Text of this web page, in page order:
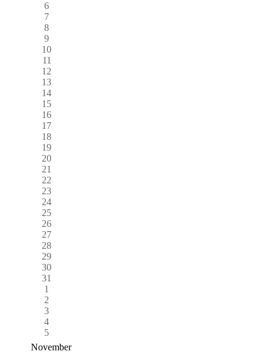
6
7
8
9
10
11
12
13
14
15
16
17
18
19
20
21
22
23
24
25
26
27
28
29
30
31
1
2
3
4
5
November